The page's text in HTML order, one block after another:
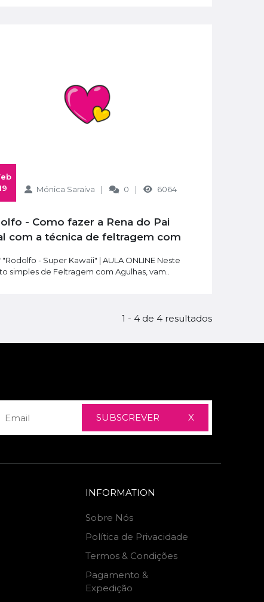
Mónica Saraiva 0 6064
com a técnica de feltragem com
- Super Kawaii" | AULA ONLINE Neste
simples de Feltragem com Agulhas, vam..
1 - 4 de 4 resultados
SUBSCREVER X
INFORMATION
Sobre Nós
Política de Privacidade
Termos & Condições
Pagamento &
Expedição